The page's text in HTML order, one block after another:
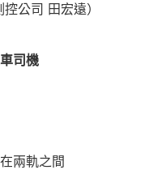
公司 田宏遠）
司機
兩軌之間